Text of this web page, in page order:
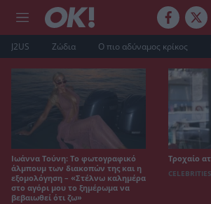
J2US Ζώδια Ο πιο αδύναμος κρίκος
Ιωάννα Τούνη: Το φωτογραφικό
άλμπουμ των διακοπών της και η
εξομολόγηση – «Στέλνω καλημέρα
στο αγόρι μου το ξημέρωμα να
βεβαιωθεί ότι ζω»
Τροχαίο
CELEBRITIES